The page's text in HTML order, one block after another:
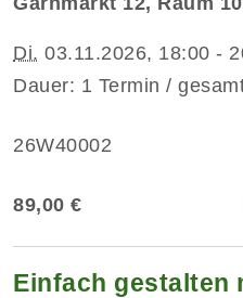
Di. 03.11.2026, 18:00 -
Dauer: 1 Termin /
26W40002
89,00 €
Einfach gestalten